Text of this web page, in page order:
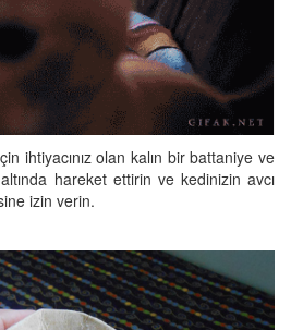
ihtiyacınız olan kalın bir battaniye ve
hareket ettirin ve kedinizin avcı
izin verin.